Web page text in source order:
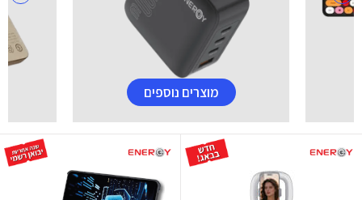
מוצרים נוספים